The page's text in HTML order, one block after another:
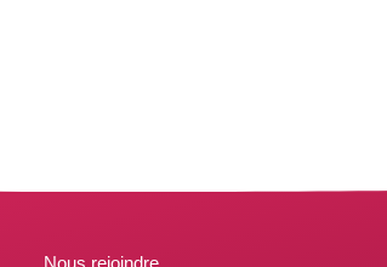
Nous rejoindre